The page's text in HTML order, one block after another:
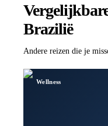
Brazilië
Andere reizen die je
Wellness